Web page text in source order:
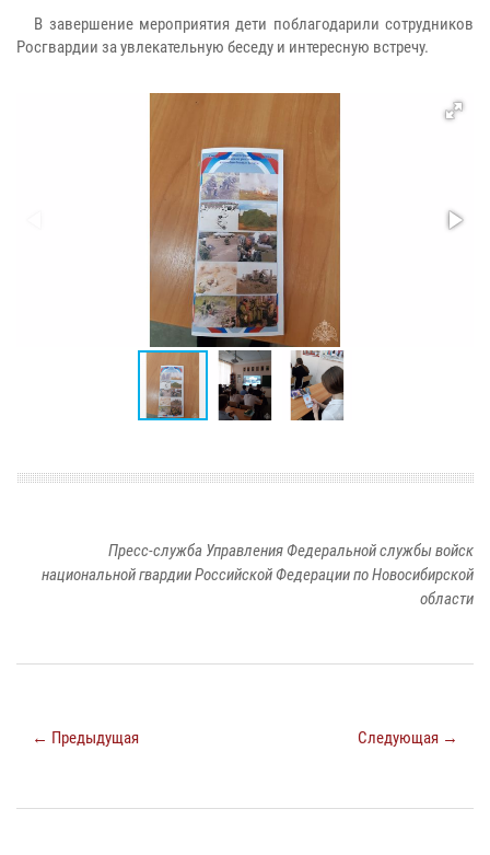
В завершение мероприятия дети поблагодарили сотрудников
Росгвардии за увлекательную беседу и интересную встречу.
Пресс-служба Управления Федеральной службы войск
национальной гвардии Российской Федерации по Новосибирской
области
← Предыдущая Следующая →